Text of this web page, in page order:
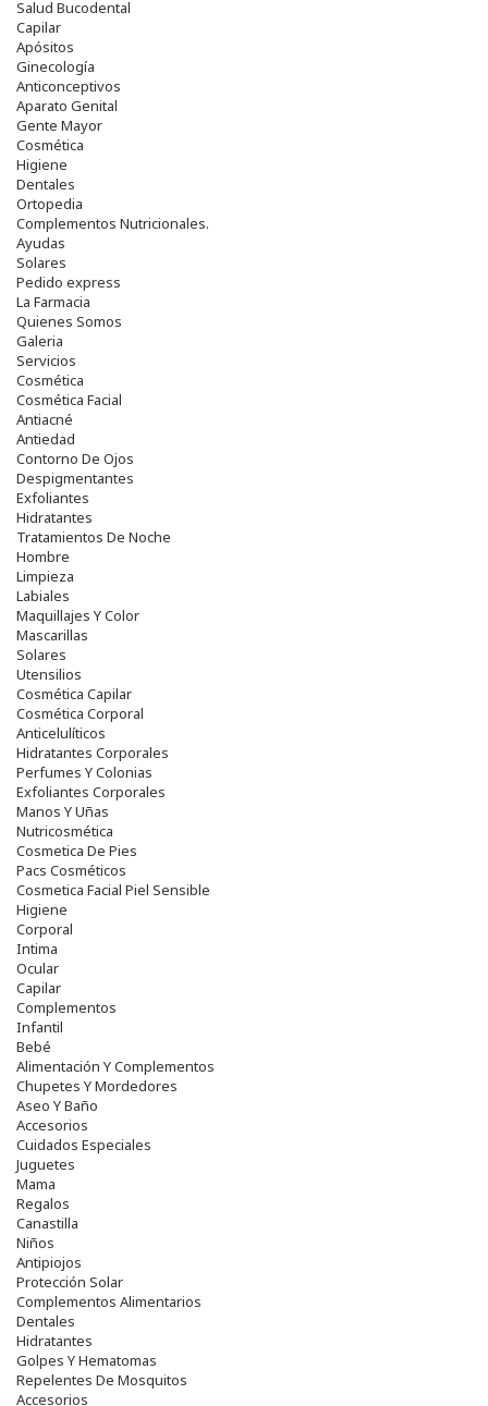
Salud Bucodental
Capilar
Apósitos
Ginecología
Anticonceptivos
Aparato Genital
Gente Mayor
Cosmética
Higiene
Dentales
Ortopedia
Complementos Nutricionales.
Ayudas
Solares
Pedido express
La Farmacia
Quienes Somos
Galeria
Servicios
Cosmética
Cosmética Facial
Antiacné
Antiedad
Contorno De Ojos
Despigmentantes
Exfoliantes
Hidratantes
Tratamientos De Noche
Hombre
Limpieza
Labiales
Maquillajes Y Color
Mascarillas
Solares
Utensilios
Cosmética Capilar
Cosmética Corporal
Anticelulíticos
Hidratantes Corporales
Perfumes Y Colonias
Exfoliantes Corporales
Manos Y Uñas
Nutricosmética
Cosmetica De Pies
Pacs Cosméticos
Cosmetica Facial Piel Sensible
Higiene
Corporal
Intima
Ocular
Capilar
Complementos
Infantil
Bebé
Alimentación Y Complementos
Chupetes Y Mordedores
Aseo Y Baño
Accesorios
Cuidados Especiales
Juguetes
Mama
Regalos
Canastilla
Niños
Antipiojos
Protección Solar
Complementos Alimentarios
Dentales
Hidratantes
Golpes Y Hematomas
Repelentes De Mosquitos
Accesorios